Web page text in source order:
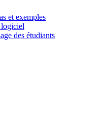
et exemples
des étudiants